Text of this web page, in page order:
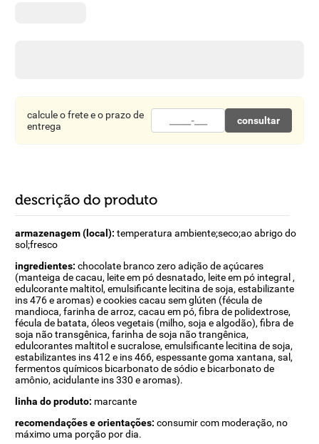
calcule o frete e o prazo de
entrega
consultar
descrição do produto
armazenagem (local): temperatura ambiente;seco;ao abrigo do
sol;fresco
ingredientes: chocolate branco zero adição de açúcares
(manteiga de cacau, leite em pó desnatado, leite em pó integral ,
edulcorante maltitol, emulsificante lecitina de soja, estabilizante
ins 476 e aromas) e cookies cacau sem glúten (fécula de
mandioca, farinha de arroz, cacau em pó, fibra de polidextrose,
fécula de batata, óleos vegetais (milho, soja e algodão), fibra de
soja não transgênica, farinha de soja não trangênica,
edulcorantes maltitol e sucralose, emulsificante lecitina de soja,
estabilizantes ins 412 e ins 466, espessante goma xantana, sal,
fermentos químicos bicarbonato de sódio e bicarbonato de
amônio, acidulante ins 330 e aromas).
linha do produto: marcante
recomendações e orientações: consumir com moderação, no
máximo uma porção por dia.